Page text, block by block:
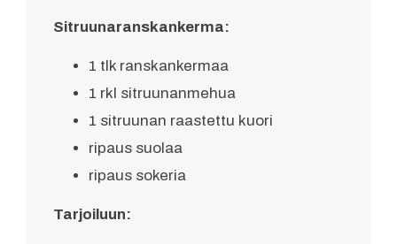
Sitruunaranskankerma:
1 tlk ranskankermaa
1 rkl sitruunanmehua
1 sitruunan raastettu kuori
ripaus suolaa
ripaus sokeria
Tarjoiluun: